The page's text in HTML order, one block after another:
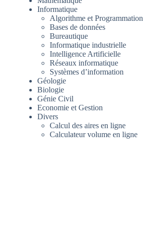
Informatique
Algorithme et Programmation
Bases de données
Bureautique
Informatique industrielle
Intelligence Artificielle
Réseaux informatique
Systèmes d’information
Géologie
Biologie
Génie Civil
Economie et Gestion
Divers
Calcul des aires en ligne
Calculateur volume en ligne